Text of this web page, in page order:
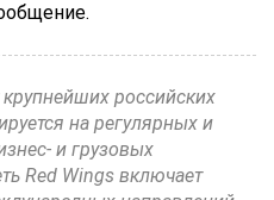
крупнейших российских
на регулярных и
и грузовых
Red Wings включает